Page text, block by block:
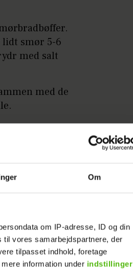
Om
om IP-adresse, ID og din
vores samarbejdspartnere, der
tilpasset indhold, foretage
information under indstillinger
lidt smør 5-6
med salt
med de